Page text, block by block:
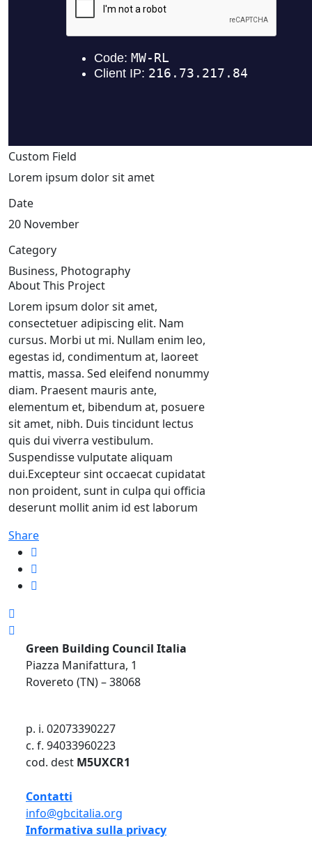
Custom Field
Lorem ipsum dolor sit amet
Date
20 November
Category
Business, Photography
About This Project
Lorem ipsum dolor sit amet,
consectetuer adipiscing elit. Nam
cursus. Morbi ut mi. Nullam enim leo,
egestas id, condimentum at, laoreet
mattis, massa. Sed eleifend nonummy
diam. Praesent mauris ante,
elementum et, bibendum at, posuere
sit amet, nibh. Duis tincidunt lectus
quis dui viverra vestibulum.
Suspendisse vulputate aliquam
dui.Excepteur sint occaecat cupidatat
non proident, sunt in culpa qui officia
deserunt mollit anim id est laborum
Share
Green Building Council Italia
Piazza Manifattura, 1
Rovereto (TN) – 38068
p. i. 02073390227
c. f. 94033960223
cod. dest M5UXCR1
Contatti
info@gbcitalia.org
Informativa sulla privacy